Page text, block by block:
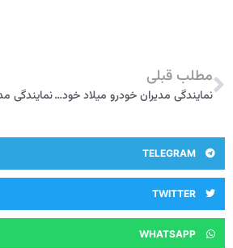
مطلب قبلی
نمایندگی مدیران خودرو میلاد خودرو البرز کد 299 کرج
TELEGRAM
TWITTER
WHATSAPP